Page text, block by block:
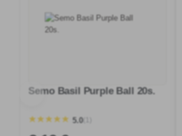
Semo Basil Purple Ball 20s.
5.0(1)